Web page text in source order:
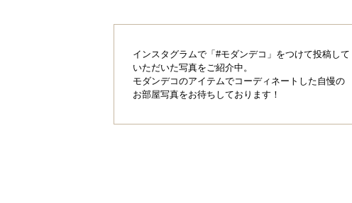
インスタグラムで「#モダンデコ」をつけて投稿して
いただいた写真をご紹介中。
モダンデコのアイテムでコーディネートした自慢の
お部屋写真をお待ちしております！